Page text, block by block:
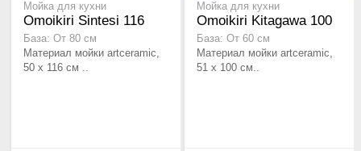
Мойка для кухни
Omoikiri Sintesi 116
База: От 80 см
Материал мойки artceramic,
50 x 116 см ..
Мойка для кухни
Omoikiri Kitagawa 100
База: От 60 см
Материал мойки artceramic,
51 x 100 см..